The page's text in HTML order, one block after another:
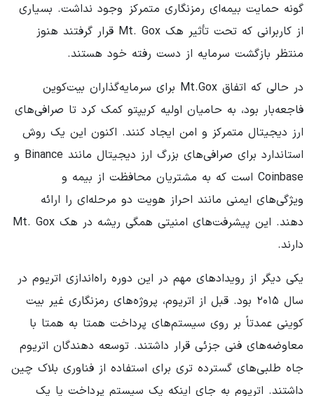
گونه حمایت بیمه‌ای رمزنگاری متمرکز وجود نداشت. بسیاری
از کاربرانی که تحت تأثیر هک Mt. Gox قرار گرفتند هنوز
منتظر بازگشت سرمایه از دست رفته خود هستند.
در حالی که اتفاق Mt.Gox برای سرمایه‌گذاران بیت‌کوین
فاجعه‌بار بود، به حامیان اولیه کریپتو کمک کرد تا صرافی‌های
ارز دیجیتال متمرکز و امن ایجاد کنند. اکنون این یک روش
استاندارد برای صرافی‌های بزرگ ارز دیجیتال مانند Binance و
Coinbase است که به مشتریان محافظت از بیمه و
ویژگی‌های ایمنی مانند احراز هویت دو مرحله‌ای را ارائه
دهند. این پیشرفت‌های امنیتی همگی ریشه در هک Mt. Gox
دارند.
یکی دیگر از رویدادهای مهم در این دوره راه‌اندازی اتریوم در
سال ۲۰۱۵ بود. قبل از اتریوم، پروژه‌های رمزنگاری غیر بیت
کوینی عمدتاً بر روی سیستم‌های پرداخت همتا به همتا با
معاوضه‌های فنی جزئی قرار داشتند. توسعه دهندگان اتریوم
جاه طلبی‌های گسترده تری برای استفاده از فناوری بلاک چین
داشتند. اتریوم به جای اینکه یک سیستم پرداخت یا یک